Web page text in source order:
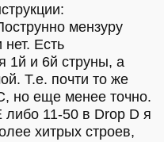
мензуру
Есть
1й и 6й струны, а
Т.е. почти то же
но еще менее точно.
либо 11-50 в Drop D я
хитрых строев,